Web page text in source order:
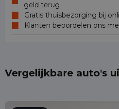
geld terug
Gratis thuisbezorging bij
Klanten beoordelen ons
Vergelijkbare auto's